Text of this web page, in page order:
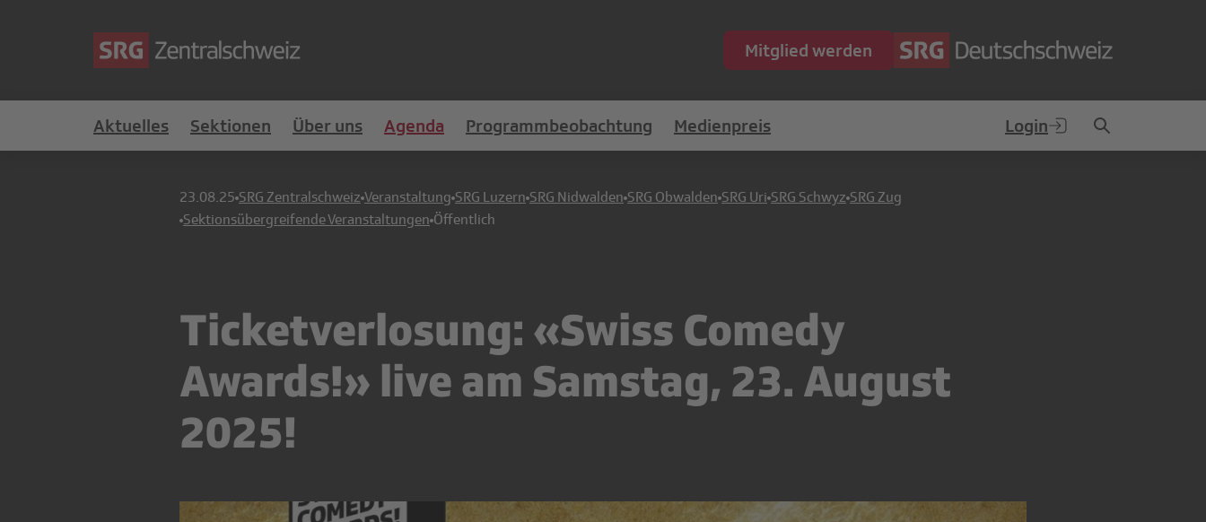
Mitglied werden
Aktuelles Sektionen Über uns Agenda Programmbeobachtung Medienpreis Login
23.08.25 SRG Zentralschweiz Veranstaltung SRG Luzern SRG Nidwalden SRG Obwalden SRG Uri SRG Schwyz SRG Zug
Sektionsübergreifende Veranstaltungen Öffentlich
Ticketverlosung: «Swiss Comedy
Awards!» live am Samstag, 23. August
2025!